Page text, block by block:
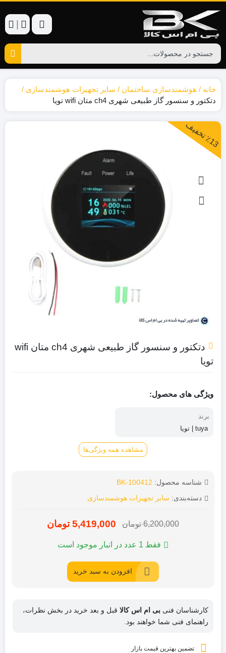
|
خانه هوشمندسازی ساختمان
سایر تجهیزات هوشمندسازی
دتکتور و سنسور گاز طبیعی شهری ch4 متان wifi تویا
٪
1
3
ت
خ
ف
ی
ف
دتکتور و سنسور گاز طبیعی شهری ch4 متان wifi
تویا
ویژگی های محصول:
برند
tuya | تویا
مشاهده همه ویژگی‌ها
شناسه محصول: BK-100412
دسته‌بندی: سایر تجهیزات هوشمندسازی
6,200,000 تومان
قیمت
اصلی:
تومان
5,419,000 تومان
قیمت
فعلی:
تومان.
فقط 1 عدد در انبار موجود است
افزودن به سبد خرید
کارشناسان فنی بی ام اس کالا قبل و بعد خرید در بخش نظرات،
راهنمای فنی شما خواهند بود.
تضمین بهترین قیمت بازار